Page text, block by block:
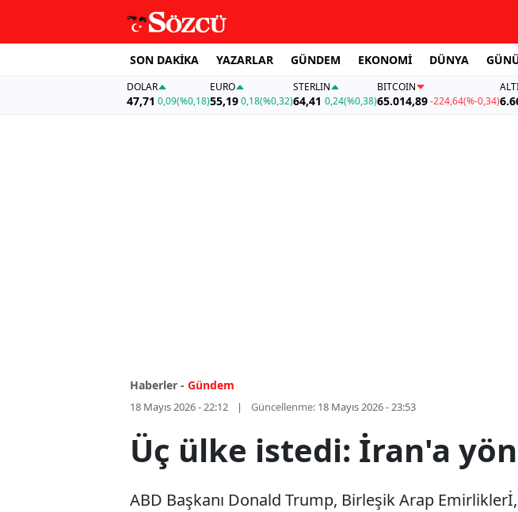
SON DAKİKA YAZARLAR GÜNDEM EKONOMİ DÜNYA
DOLAR
47,71 0,09(%0,18)
EURO
55,19 0,18(%0,32)
STERLIN
64,41 0,24(%0,38)
BITCOIN
65.014,89-224,64(%-0,34)
Haberler - Gündem
18 Mayıs 2026 - 22:12 Güncellenme: 18 Mayıs 2026 - 23:53
Üç ülke istedi: İran'a
ABD Başkanı Donald Trump, Birleşik Arap